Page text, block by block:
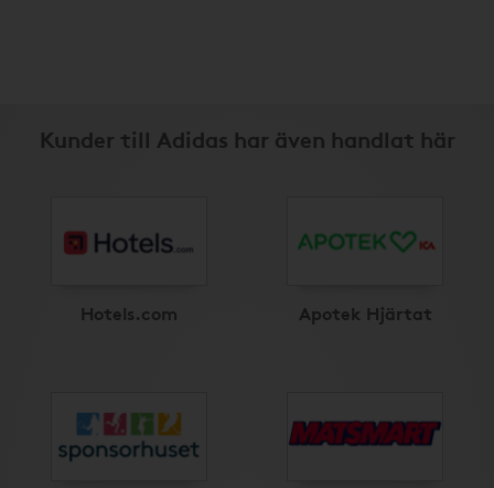
Kunder till Adidas har även handlat här
Hotels.com Apotek Hjärtat